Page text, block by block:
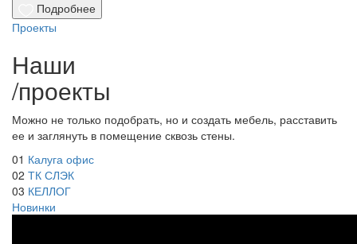
Подробнее
Проекты
Наши
/проекты
Можно не только подобрать, но и создать мебель, расставить
ее и заглянуть в помещение сквозь стены.
01 Калуга офис
02 ТК СЛЭК
03 КЕЛЛОГ
Новинки